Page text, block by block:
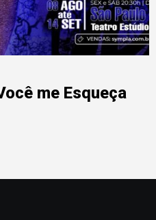
me Esqueça